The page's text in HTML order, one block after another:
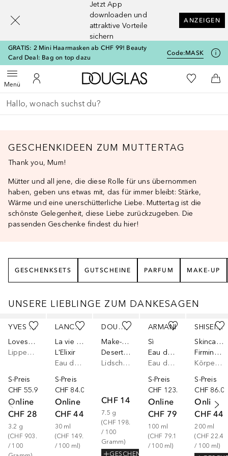
Jetzt App
downloaden und
attraktive Vorteile
sichern
ANZEIGEN
GRATIS: 2 Mini Haarmasken ab CHF 99! Beauty
Card Deal: Bag on top dazu
Code:MASK
MenüMenü öffnenZu Meinem Kundenkonto
Zur Douglas Startseite
Zu Meiner
Gehe zurück
Suche ausführen
GESCHENKIDEEN ZUM MUTTERTAG
Thank you, Mum!
Mütter und all jene, die diese Rolle für uns übernommen
haben, geben uns etwas mit, das für immer bleibt: Stärke,
Wärme und eine unerschütterliche Liebe. Muttertag ist die
schönste Gelegenheit, diese Liebe zurückzugeben. Die
passenden Geschenke findest du hier!
GESCHENKSETS GUTSCHEINE PARFUM MAKE-UP
UNSERE LIEBLINGE ZUM DANKESAGEN
YVES SAINT LAURENT
Loveshine
Lippenstift
S-Preis
CHF 55.90
Online
CHF 28.90
3.2 g
(CHF 903.13
/ 100
LANCÔME
La vie est belle
L'Elixir
Eau de Parfum
S-Preis
CHF 84.00
Online
CHF 44.90
30 ml
(CHF 149.67
/ 100 ml)
DOUGLAS COLLECTION
Make-Up
Desert Nudes Mini Eyeshadow Palette
Lidschatten
CHF 14.90
7.5 g
(CHF 198.67
/ 100
Gramm)
GESCHENK
ARMANI
Sì
Eau de Parfum – Nachfüllbares Parfüm
Eau de Parfum
S-Preis
CHF 123.00
Online
CHF 79.13
100 ml
(CHF 79.13
/ 100 ml)
SHISEIDO
Skincare & Suncare
Firming Body Cream
Körpercreme
S-Preis
CHF
Online
CHF
200 ml
(CHF 22.40
/ 100 ml )
[navigation.slideout.screenreader]